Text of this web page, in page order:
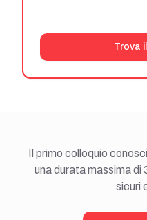
Trova
Il primo colloquio
una durata massima di
sicuri